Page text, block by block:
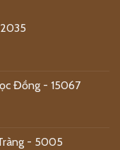
Đồng - 15067
- 5005